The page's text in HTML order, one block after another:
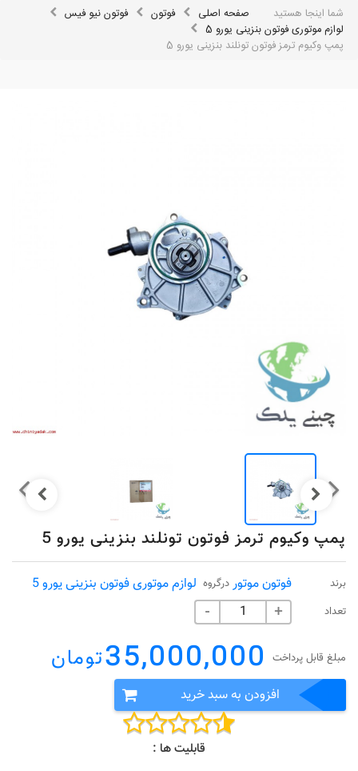
شما اینجا هستید صفحه اصلی فوتون
فوتون نیو فیس
لوازم موتوری فوتون بنزینی یورو 5
پمپ وکیوم ترمز فوتون تونلند بنزینی یورو 5
پمپ وکیوم ترمز فوتون تونلند بنزینی یورو 5
برند فوتون موتور درگروه لوازم موتوری فوتون بنزینی یورو 5
تعداد - +
مبلغ قابل پرداخت 35,000,000تومان
افزودن به سبد خرید
قابلیت ها :